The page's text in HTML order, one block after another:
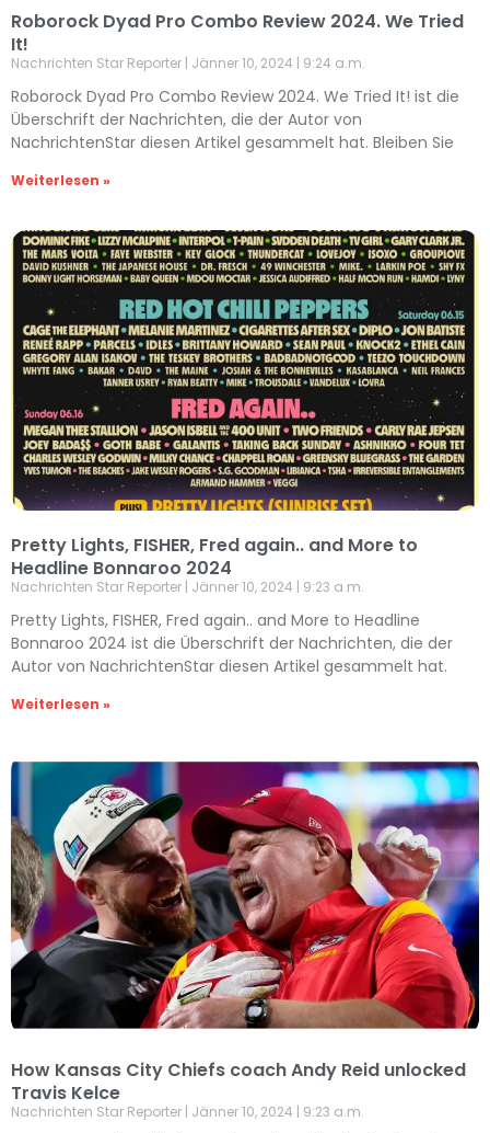
Roborock Dyad Pro Combo Review 2024. We Tried
It!
Nachrichten Star Reporter Jänner 10, 2024 9:24 a.m.
Roborock Dyad Pro Combo Review 2024. We Tried It! ist die
Überschrift der Nachrichten, die der Autor von
NachrichtenStar diesen Artikel gesammelt hat. Bleiben Sie
Weiterlesen »
Pretty Lights, FISHER, Fred again.. and More to
Headline Bonnaroo 2024
Nachrichten Star Reporter Jänner 10, 2024 9:23 a.m.
Pretty Lights, FISHER, Fred again.. and More to Headline
Bonnaroo 2024 ist die Überschrift der Nachrichten, die der
Autor von NachrichtenStar diesen Artikel gesammelt hat.
Weiterlesen »
How Kansas City Chiefs coach Andy Reid unlocked
Travis Kelce
Nachrichten Star Reporter Jänner 10, 2024 9:23 a.m.